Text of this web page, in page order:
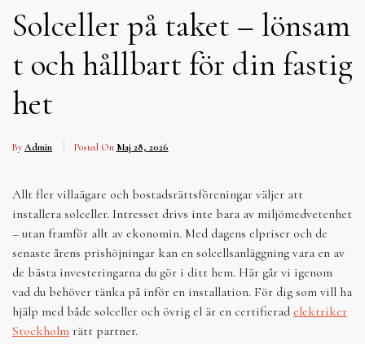
Solceller på taket – lönsam
t och hållbart för din fastig
het
By Admin Posted On Maj 28, 2026
Allt fler villaägare och bostadsrättsföreningar väljer att
installera solceller. Intresset drivs inte bara av miljömedvetenhet
– utan framför allt av ekonomin. Med dagens elpriser och de
senaste årens prishöjningar kan en solcellsanläggning vara en av
de bästa investeringarna du gör i ditt hem. Här går vi igenom
vad du behöver tänka på inför en installation. För dig som vill ha
hjälp med både solceller och övrig el är en certifierad elektriker
Stockholm rätt partner.